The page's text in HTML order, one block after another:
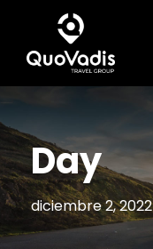
Day
diciembre 2, 2022